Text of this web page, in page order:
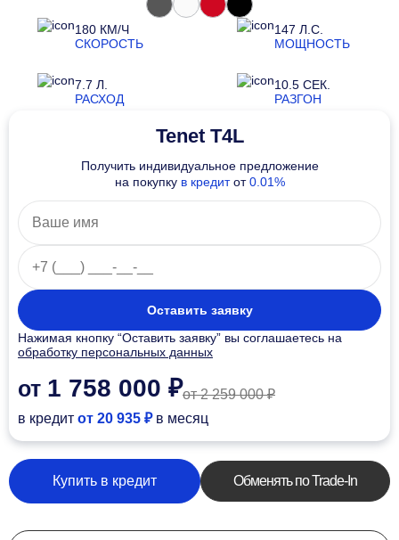
180 КМ/Ч
СКОРОСТЬ
147 Л.С.
МОЩНОСТЬ
7.7 Л.
РАСХОД
10.5 СЕК.
РАЗГОН
Tenet T4L
Получить индивидуальное предложение
на покупку в кредитот0.01%
Оставить заявку
Нажимая кнопку “Оставить заявку” вы соглашаетесь на
обработку персональных данных
от 1 758 000 ₽от 2 259 000 ₽
в кредит от 20 935 ₽ в месяц
Купить в кредит Обменять по Trade-In